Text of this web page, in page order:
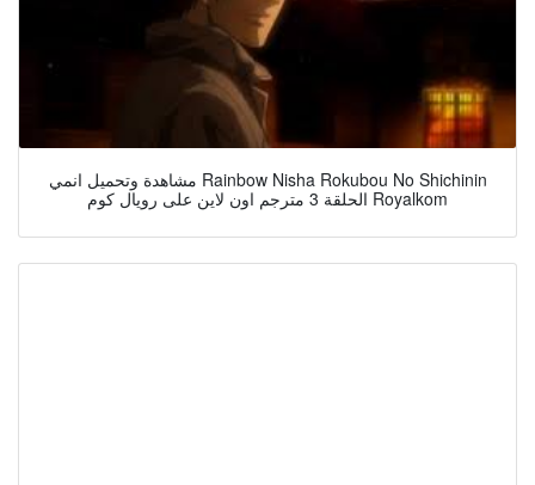
مشاهدة وتحميل انمي Rainbow Nisha Rokubou No Shichinin
الحلقة 3 مترجم اون لاين على رويال كوم Royalkom